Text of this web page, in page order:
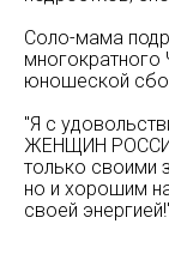
Соло-мама
юношеской
"Я с
ЖЕНЩИН РОССИИ
только своими
но и хорошим
своей